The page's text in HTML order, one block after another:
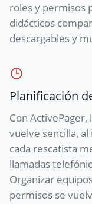
roles y permisos
didácticos
descargables y
Planificación
Con
vuelve sencilla,
cada rescatista
llamadas
Organizar
permisos se